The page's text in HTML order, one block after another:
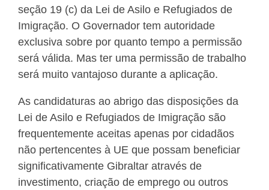
seção 19 (c) da Lei de Asilo e Refugiados de
Imigração. O Governador tem autoridade
exclusiva sobre por quanto tempo a permissão
será válida. Mas ter uma permissão de trabalho
será muito vantajoso durante a aplicação.
As candidaturas ao abrigo das disposições da
Lei de Asilo e Refugiados de Imigração são
frequentemente aceitas apenas por cidadãos
não pertencentes à UE que possam beneficiar
significativamente Gibraltar através de
investimento, criação de emprego ou outros